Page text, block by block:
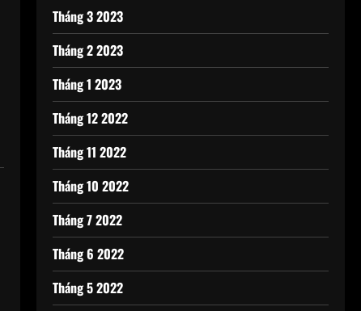
Tháng 3 2023
Tháng 2 2023
Tháng 1 2023
Tháng 12 2022
Tháng 11 2022
Tháng 10 2022
Tháng 7 2022
Tháng 6 2022
Tháng 5 2022